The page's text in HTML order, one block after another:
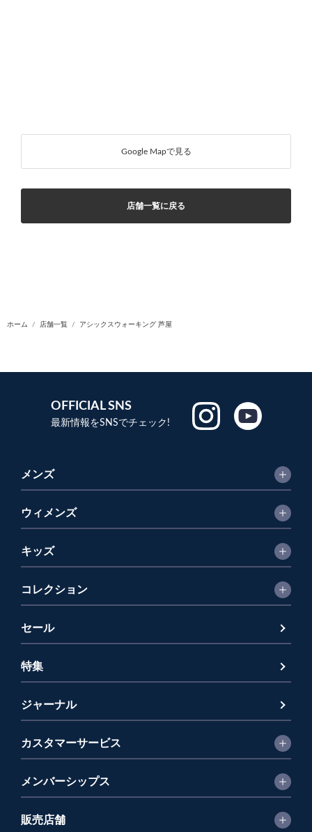
Google Mapで見る
店舗一覧に戻る
ホーム 店舗一覧 アシックスウォーキング 芦屋
OFFICIAL SNS
最新情報をSNSでチェック!
メンズ
ウィメンズ
キッズ
コレクション
セール
特集
ジャーナル
カスタマーサービス
メンバーシップス
販売店舗